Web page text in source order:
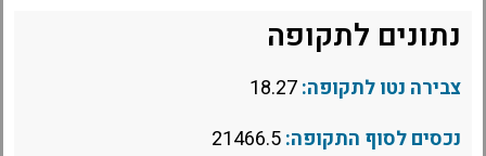
נתונים לתקופה
צבירה נטו לתקופה:
נכסים לסוף התקופה: